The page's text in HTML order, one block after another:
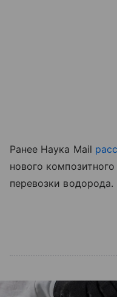
Ранее Наука Mail
нового
перевозки водорода.